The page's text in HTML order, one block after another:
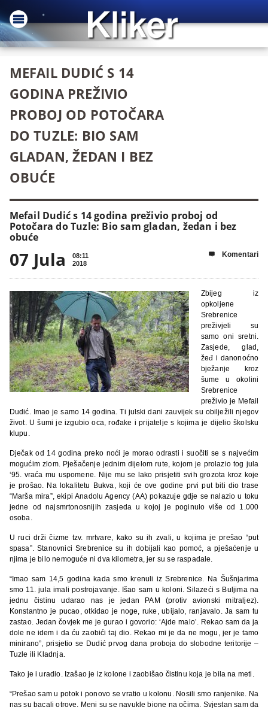
MEFAIL DUDIĆ S 14
GODINA PREŽIVIO
PROBOJ OD POTOČARA
DO TUZLE: BIO SAM
GLADAN, ŽEDAN I BEZ
OBUĆE
Mefail Dudić s 14 godina preživio proboj od
Potočara do Tuzle: Bio sam gladan, žedan i bez
obuće
07 Jula
08:11
2018
 Komentari
Zbijeg iz
opkoljene
Srebrenice
preživjeli su
samo oni sretni.
Zasjede, glad,
žeđ i danonoćno
bježanje kroz
šume u okolini
Srebrenice
preživio je Mefail
Dudić. Imao je samo 14 godina. Ti julski dani zauvijek su obilježili njegov
život. U šumi je izgubio oca, rođake i prijatelje s kojima je dijelio školsku
klupu.
Dječak od 14 godina preko noći je morao odrasti i suočiti se s najvećim
mogućim zlom. Pješačenje jednim dijelom rute, kojom je prolazio tog jula
‘95. vraća mu uspomene. Nije mu se lako prisjetiti svih grozota kroz koje
je prošao. Na lokalitetu Bukva, koji će ove godine prvi put biti dio trase
“Marša mira”, ekipi Anadolu Agency (AA) pokazuje gdje se nalazio u toku
jedne od najsmrtonosnijih zasjeda u kojoj je poginulo više od 1.000
osoba.
U ruci drži čizme tzv. mrtvare, kako su ih zvali, u kojima je prešao “put
spasa”. Stanovnici Srebrenice su ih dobijali kao pomoć, a pješaćenje u
njima je bilo nemoguće ni dva kilometra, jer su se raspadale.
“Imao sam 14,5 godina kada smo krenuli iz Srebrenice. Na Šušnjarima
smo 11. jula imali postrojavanje. Išao sam u koloni. Silazeći s Buljima na
jednu čistinu udarao nas je jedan PAM (protiv avionski mitraljez).
Konstantno je pucao, otkidao je noge, ruke, ubijalo, ranjavalo. Ja sam tu
zastao. Jedan čovjek me je gurao i govorio: ‘Ajde malo’. Rekao sam da ja
dole ne idem i da ću zaobići taj dio. Rekao mi je da ne mogu, jer je tamo
minirano”, prisjetio se Dudić prvog dana proboja do slobodne teritorije –
Tuzle ili Kladnja.
Tako je i uradio. Izašao je iz kolone i zaobišao čistinu koja je bila na meti.
“Prešao sam u potok i ponovo se vratio u kolonu. Nosili smo ranjenike. Na
nas su bacali otrove. Meni su se navukle bione na očima. Svjestan sam da